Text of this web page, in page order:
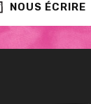
NOUS ÉCRIRE